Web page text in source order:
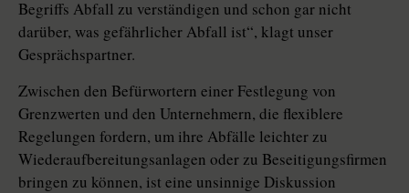
Begriffs Abfall zu verständigen und schon gar nicht
darüber, was gefährlicher Abfall ist“, klagt unser
Gesprächspartner.
Zwischen den Befürwortern einer Festlegung von
Grenzwerten und den Unternehmern, die flexiblere
Regelungen fordern, um ihre Abfälle leichter zu
Wiederaufbereitungsanlagen oder zu Beseitigungsfirmen
bringen zu können, ist eine unsinnige Diskussion